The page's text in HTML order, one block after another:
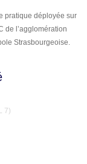
pratique déployée sur
de l’agglomération
Strasbourgeoise.
7)